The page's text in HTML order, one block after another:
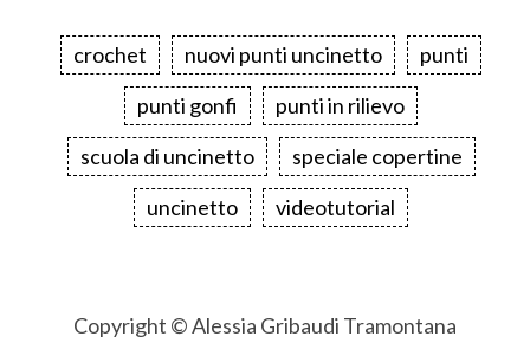
crochet nuovi punti uncinetto
punti
punti gonfi
punti in rilievo
scuola di uncinetto
speciale copertine
uncinetto
videotutorial
Copyright © Alessia Gribaudi Tramontana